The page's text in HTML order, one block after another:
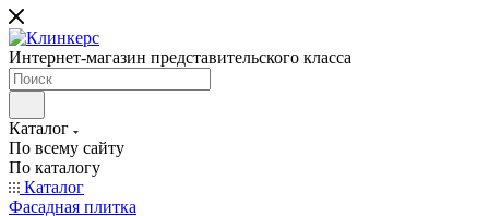
Интернет-магазин представительского класса
Каталог
По всему сайту
По каталогу
Каталог
Фасадная плитка